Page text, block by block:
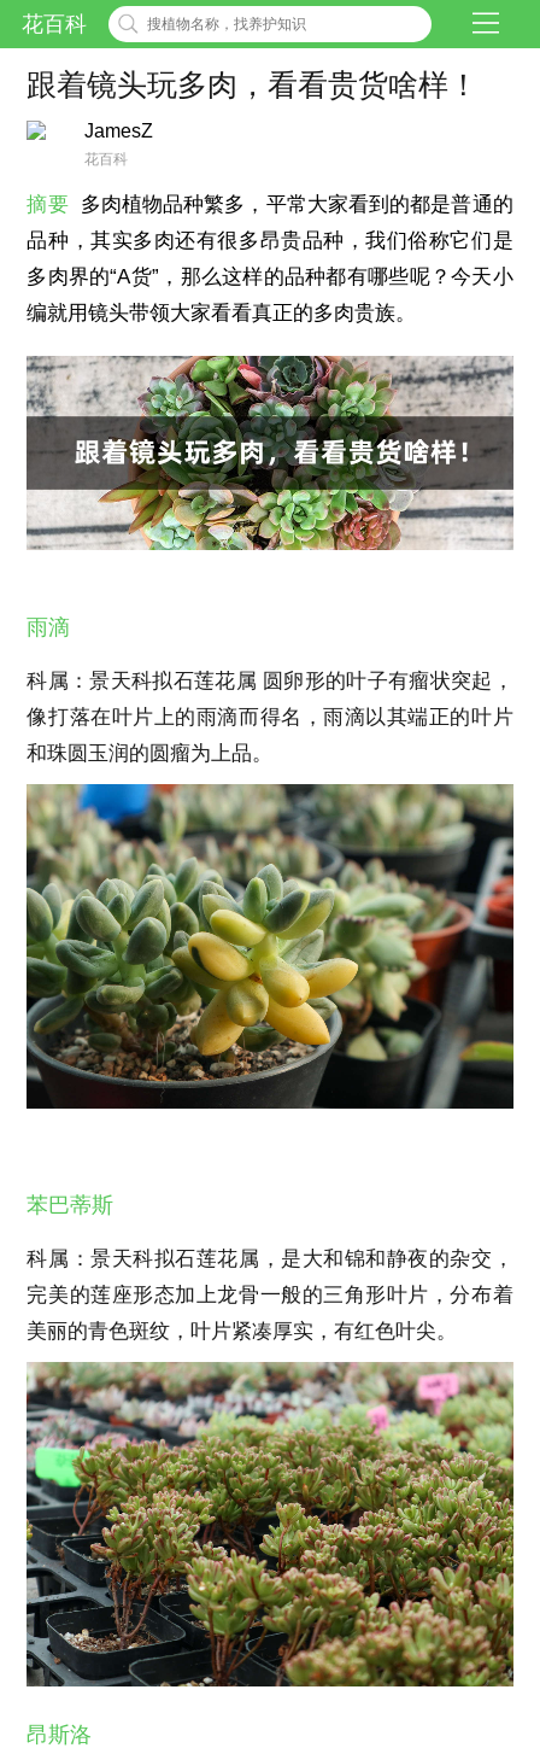
花百科
跟着镜头玩多肉，看看贵货啥样！
JamesZ
花百科
摘要 多肉植物品种繁多，平常大家看到的都是普通的
品种，其实多肉还有很多昂贵品种，我们俗称它们是
多肉界的“A货”，那么这样的品种都有哪些呢？今天小
编就用镜头带领大家看看真正的多肉贵族。
雨滴
科属：景天科拟石莲花属 圆卵形的叶子有瘤状突起，
像打落在叶片上的雨滴而得名，雨滴以其端正的叶片
和珠圆玉润的圆瘤为上品。
苯巴蒂斯
科属：景天科拟石莲花属，是大和锦和静夜的杂交，
完美的莲座形态加上龙骨一般的三角形叶片，分布着
美丽的青色斑纹，叶片紧凑厚实，有红色叶尖。
昂斯洛